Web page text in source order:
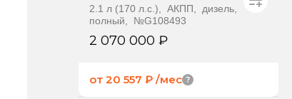
2.1 л (170 л.с.), АКПП, дизель,
полный, №G108493
2 070 000 ₽
от 20 557 ₽ /мес